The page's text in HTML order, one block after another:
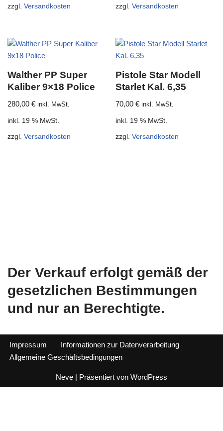
zzgl. Versandkosten zzgl.Versandkosten
Walther PP Super
Kaliber 9×18 Police
280,00 € inkl. MwSt.
inkl. 19 % MwSt.
zzgl. Versandkosten
Pistole Star Modell
Starlet Kal. 6,35
70,00€ inkl. MwSt.
inkl. 19 % MwSt.
zzgl.Versandkosten
Der Verkauf erfolgt gemäß der
gesetzlichen Bestimmungen
und nur an Berechtigte.
Impressum
Informationen zur Datenverarbeitung
Allgemeine Geschäftsbedingungen
Neve | Präsentiert von WordPress